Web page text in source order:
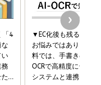
実 P&G・グリコで学んだ失敗
をもっと見る
る ルールのデザイン
をもっと見る
沈黙の組織」から「高め合う
をもっと見る